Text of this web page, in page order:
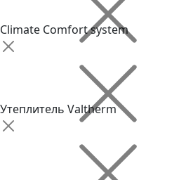
Climate Comfort system
Утеплитель Valtherm